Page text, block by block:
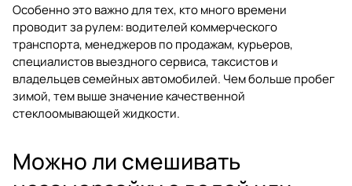
Особенно это важно для тех, кто много времени
проводит за рулем: водителей коммерческого
транспорта, менеджеров по продажам, курьеров,
специалистов выездного сервиса, таксистов и
владельцев семейных автомобилей. Чем больше пробег
зимой, тем выше значение качественной
стеклоомывающей жидкости.
Можно ли смешивать